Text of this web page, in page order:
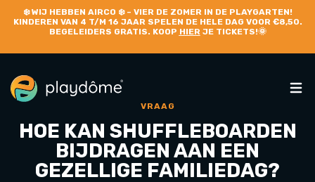
❄️WIJ HEBBEN AIRCO ❄️ – VIER DE ZOMER IN DE PLAYGARTEN!
KINDEREN VAN 4 T/M 16 JAAR SPELEN DE HELE DAG VOOR €8,50.
BEGELEIDERS GRATIS. KOOP HIERJE TICKETS!🌞
VRAAG
HOE KAN SHUFFLEBOARDEN
BIJDRAGEN AAN EEN
GEZELLIGE FAMILIEDAG?